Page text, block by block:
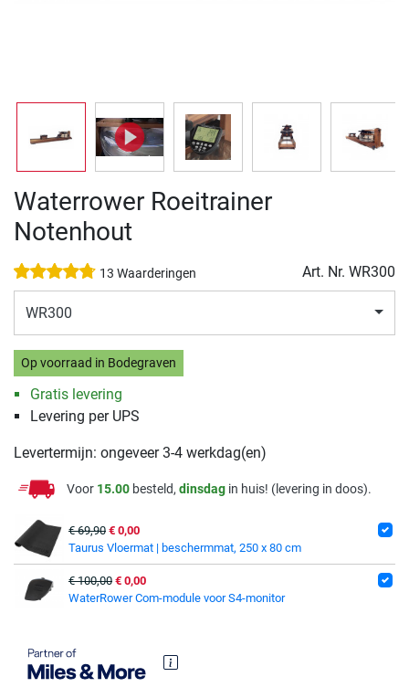
Waterrower Roeitrainer
Notenhout
13 Waarderingen Art. Nr. WR300
WR300
Op voorraad in Bodegraven
Gratis levering
Levering per UPS
Levertermijn: ongeveer 3-4 werkdag(en)
Voor 15.00 besteld, dinsdag in huis! (levering in doos).
€ 69,90 € 0,00
Taurus Vloermat | beschermmat, 250 x 80 cm
€ 100,00 € 0,00
WaterRower Com-module voor S4-monitor